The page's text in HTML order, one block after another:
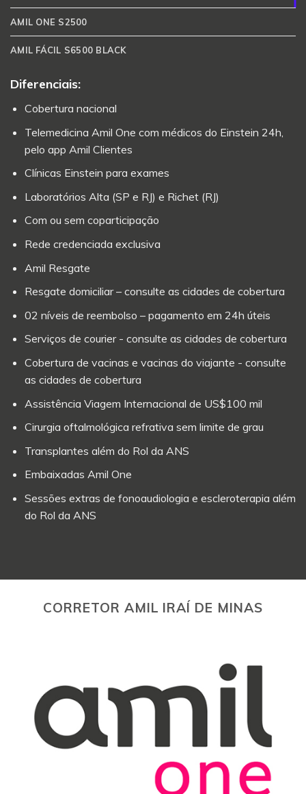
AMIL ONE S2500
AMIL FÁCIL S6500 BLACK
Diferenciais:
Cobertura nacional
Telemedicina Amil One com médicos do Einstein 24h,
pelo app Amil Clientes
Clínicas Einstein para exames
Laboratórios Alta (SP e RJ) e Richet (RJ)
Com ou sem coparticipação
Rede credenciada exclusiva
Amil Resgate
Resgate domiciliar – consulte as cidades de cobertura
02 níveis de reembolso – pagamento em 24h úteis
Serviços de courier - consulte as cidades de cobertura
Cobertura de vacinas e vacinas do viajante - consulte
as cidades de cobertura
Assistência Viagem Internacional de US$100 mil
Cirurgia oftalmológica refrativa sem limite de grau
Transplantes além do Rol da ANS
Embaixadas Amil One
Sessões extras de fonoaudiologia e escleroterapia além
do Rol da ANS
CORRETOR AMIL IRAÍ DE MINAS